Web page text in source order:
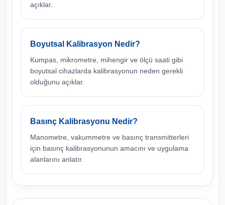
açıklar.
Boyutsal Kalibrasyon Nedir?
Kumpas, mikrometre, mihengir ve ölçü saati gibi
boyutsal cihazlarda kalibrasyonun neden gerekli
olduğunu açıklar.
Basınç Kalibrasyonu Nedir?
Manometre, vakummetre ve basınç transmitterleri
için basınç kalibrasyonunun amacını ve uygulama
alanlarını anlatır.